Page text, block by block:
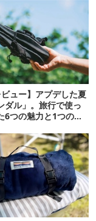
ビュー】アプデした夏
ダル」。旅行で使っ
6つの魅力と1つの注